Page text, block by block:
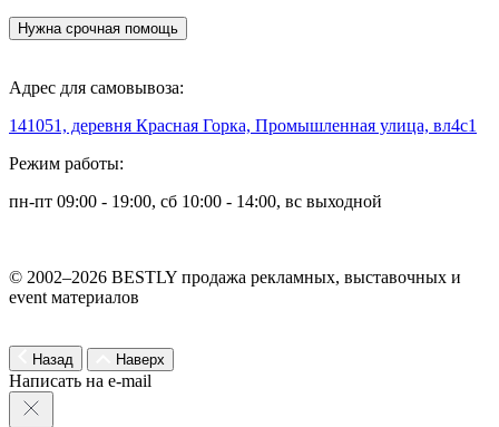
Нужна срочная помощь
Адрес для самовывоза:
141051, деревня Красная Горка, Промышленная улица, вл4с1
Режим работы:
пн-пт 09:00 - 19:00, сб 10:00 - 14:00, вс выходной
© 2002–2026 BESTLY продажа рекламных, выставочных и
event материалов
Назад Наверх
Написать на e-mail